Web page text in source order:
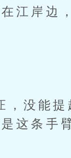
江岸边
没能提
这条手